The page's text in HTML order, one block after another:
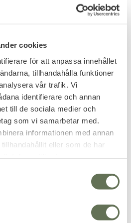
cookies
för att anpassa innehållet
tillhandahålla funktioner
vår trafik. Vi
identifierare och annan
till de sociala medier och
som vi samarbetar med.
informationen med annan
eller som de har
Lägg till i favoriter
Brandit Vintage
Långärmad Skjorta
Skjorta med sofistikerad men
äventyrlig stil.
499 KR
10%